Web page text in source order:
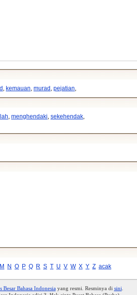
kemauan murad pejatian
, menghendaki, sekehendak,
M N O P Q R S T U V W X Y Z acak
Besar Bahasa Indonesiayang resmi. Resminya di sini